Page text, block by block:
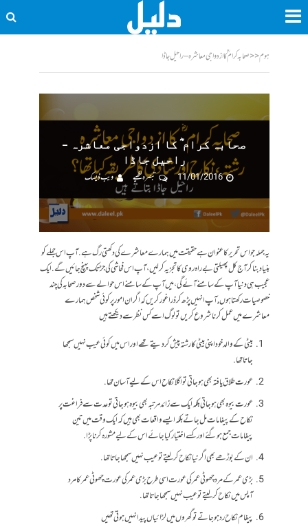
ہوم<<صحابہ کرام ؓ کا ازدواجی معاشرہ – راحیل جاڈا
صحابہ کرام ؓ کا ازدواجی معاشرہ –
راحیل جاڈا
11/01/2016
تبصرہ لکھیے ویب ڈیسک
یہ جملہ جو اس تحریر کا عنوان ہے حقیقت میں ہمارے معاشرے کی دکھتی رگ ہے. آپ اس جملے کو
بنیاد بنا کر آج کل پھیلتی بےراہ روی کا تجزیہ کرلیں، آپ اس فحاشی کی جڑ تک پہنچ جائیں گے. ایک
عجیب ہی دنیا آپ کے سامنے آئے گی، میں آپ کے سامنے اس حوالے سے دور صحابہ کی چند
خصوصیات رکھتا ہوں, آپ انہیں پڑھ کر ذرا غور کریں کہ اگر ان امور پر کوئی شخص ہمارے
معاشرے میں عمل کرنا شروع کریں تو لوگ اسے کس نظر سے دیکھتے ہیں
بیٹی کے والد خود اپنی بیٹی کا رشتہ پیش کر دیتے تھے اور اس میں کوئی عیب نہیں سمجھا
جاتا تھا.
عورت طلاق یافتہ بھی ہوجاتی تو اگلا نکاح اس کے لیے آسان تھا.
عورت بیوہ بھی ہوجاتی بلکہ ایک سے زائد مرتبہ بھی بیوہ ہوجاتی تو عدت سے فراغت پر
نکاح کے پیغامات مل جاتے بلکہ ایسے واقعات بھی ہیں کہ ایک وقت میں تین
پیغامات جمع ہو گئے اور کسے اختیار کیا جائے اس کے لیے مشورہ کرنا پڑا.
ان کے بوڑھے بھی اگر نیا نکاح کر لیتے تو عیب نہیں سمجھا جاتا تھا.
بڑی عمر کے مرد چھوٹی عمر کی عورت اسی طرح بڑی عمر کی عورت چھوٹی عمر کا مرد
آپس میں نکاح کرلیتے تو عیب نہیں سمجھا جاتا تھا.
پیغام نکاح رد ہوجاتے تو گھروں میں لڑائیاں پیدا نہیں ہوتی تھیں